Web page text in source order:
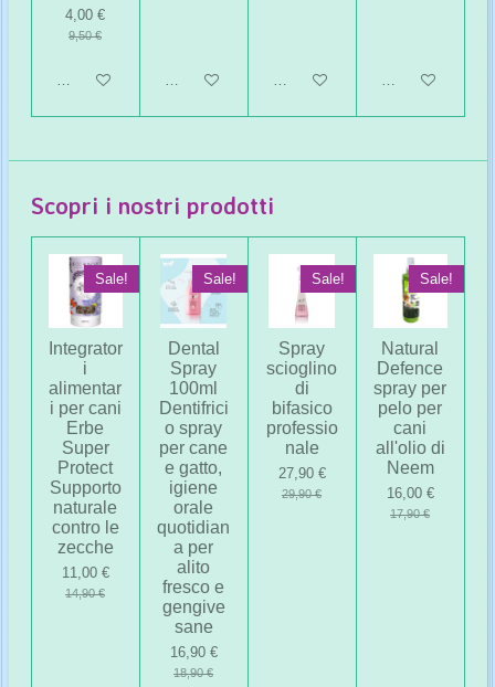
4,00 €
9,50 €
Aggiungi al carrelloAggiungi al carrelloAggiungi al carrelloAggiungi al
Scopri i nostri prodotti
Sale!
Integrator
i
alimentar
i per cani
Erbe
Super
Protect
Supporto
naturale
contro le
zecche
11,00 €
14,90 €
Sale!
Dental
Spray
100ml
Dentifrici
o spray
per cane
e gatto,
igiene
orale
quotidian
a per
alito
fresco e
gengive
sane
16,90 €
18,90 €
Sale!
Spray
scioglino
di
bifasico
professio
nale
27,90 €
29,90 €
Sale!
Natural
Defence
spray per
pelo per
cani
all'olio di
Neem
16,00 €
17,90 €